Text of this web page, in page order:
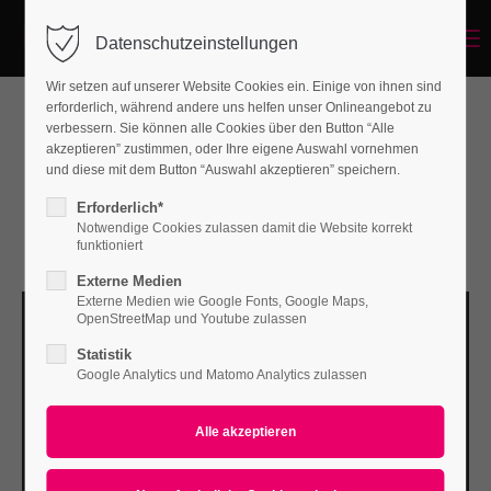
Login
Benutzername
Passwort
Anmelden
Register|Lost your password?
Support
Best Web Development in Berlin
Updated 10.07.2022
Datenschutzeinstellungen
Wir setzen auf unserer Website Cookies ein. Einige von ihnen sind
erforderlich, während andere uns helfen unser Onlineangebot zu
verbessern. Sie können alle Cookies über den Button “Alle
akzeptieren” zustimmen, oder Ihre eigene Auswahl vornehmen
und diese mit dem Button “Auswahl akzeptieren” speichern.
Erforderlich*
Notwendige Cookies zulassen damit die Website korrekt
funktioniert
Externe Medien
Externe Medien wie Google Fonts, Google Maps,
OpenStreetMap und Youtube zulassen
Statistik
Google Analytics und Matomo Analytics zulassen